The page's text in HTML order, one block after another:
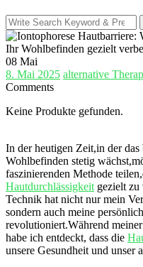
Search
for:
08 Mai
8. Mai 2025 alternative
Comments
Keine Produkte gefunden.
In der heutigen Zeit,in der
Wohlbefinden stetig
faszinierenden Methode
Hautdurchlässigkeit gezielt ‌zu
Technik ⁣hat nicht nur mein
sondern auch meine
revolutioniert.Während
habe⁤ ich entdeckt, ‌dass die
unsere Gesundheit ⁤und unser